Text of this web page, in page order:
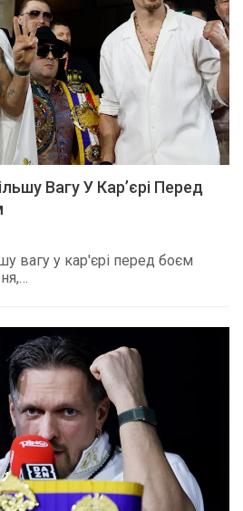
Вагу У Кар’єрі Перед
вагу у кар'єрі перед боєм